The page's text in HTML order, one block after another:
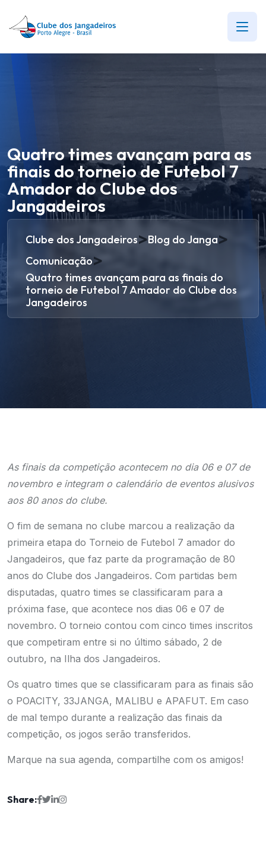
Quatro times avançam para as
finais do torneio de Futebol 7
Amador do Clube dos
Jangadeiros
Clube dos Jangadeiros>Blog do Janga>
Comunicação>
Quatro times avançam para as finais do
torneio de Futebol 7 Amador do Clube dos
Jangadeiros
As finais da competição acontecem no dia 06 e 07 de
novembro e integram o calendário de eventos alusivos
aos 80 anos do clube.
O fim de semana no clube marcou a realização da
primeira etapa do Torneio de Futebol 7 amador do
Jangadeiros, que faz parte da programação de 80
anos do Clube dos Jangadeiros. Com partidas bem
disputadas, quatro times se classificaram para a
próxima fase, que acontece nos dias 06 e 07 de
novembro. O torneio contou com cinco times inscritos
que competiram entre si no último sábado, 2 de
outubro, na Ilha dos Jangadeiros.
Os quatro times que se classificaram para as finais são
o POACITY, 33JANGA, MALIBU e APAFUT. Em caso
de mal tempo durante a realização das finais da
competição, os jogos serão transferidos.
Marque na sua agenda, compartilhe com os amigos!
Share: